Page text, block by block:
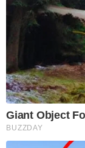
Giant Object
BUZZDAY